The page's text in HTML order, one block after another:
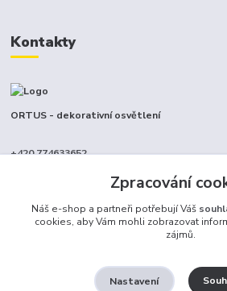
Kontakty
ORTUS - dekorativní osvětlení
+420 774633652
Zpracování
Náš e-shop a partneři potřebují Váš
cookies, aby Vám mohli zobrazovat
zájmů.
Nastavení